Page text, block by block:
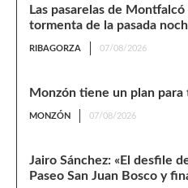
Las pasarelas de
tormenta de la pasada
RIBAGORZA 07/08/2026
Monzón tiene un plan
MONZÓN 07/08/2026
Jairo Sánchez: «El desfile
Paseo San Juan Bosco y